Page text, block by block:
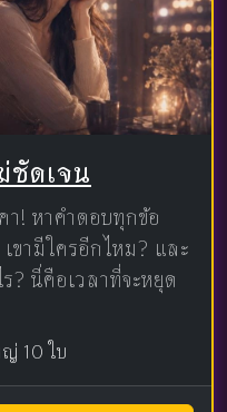
ชัดเจน
! หาคำตอบทุกข้อ
ขามีใครอีกไหม? และ
? นี่คือเวลาที่จะหยุด
10 ใบ